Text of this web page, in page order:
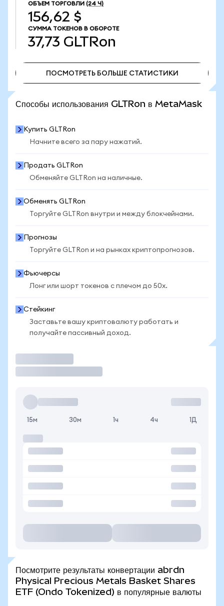
ОБЪЕМ ТОРГОВЛИ (24 Ч)
156,62 $
СУММА ТОКЕНОВ В ОБОРОТЕ
37,73 GLTRon
ПОСМОТРЕТЬ БОЛЬШЕ СТАТИСТИКИ
Способы использования GLTRon в MetaMask
Купить GLTRon
Начните всего за пару нажатий.
Продать GLTRon
Обменяйте GLTRon на наличные.
Обменять GLTRon
Торгуйте GLTRon внутри и между блокчейнами.
Прогнозы
Торгуйте GLTRon и на рынках криптопрогнозов.
Фьючерсы
Лонг или шорт токенов с плечом до 50x.
Стейкинг
Заставьте вашу криптовалюту работать и
получайте пассивный доход.
15м 30м 1ч 4ч 1Д
Посмотрите результаты конвертации abrdn
Physical Precious Metals Basket Shares
ETF (Ondo Tokenized) в популярные валюты